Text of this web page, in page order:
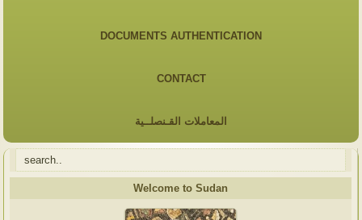
DOCUMENTS AUTHENTICATION
CONTACT
المعاملات القـنصلــية
Welcome to Sudan